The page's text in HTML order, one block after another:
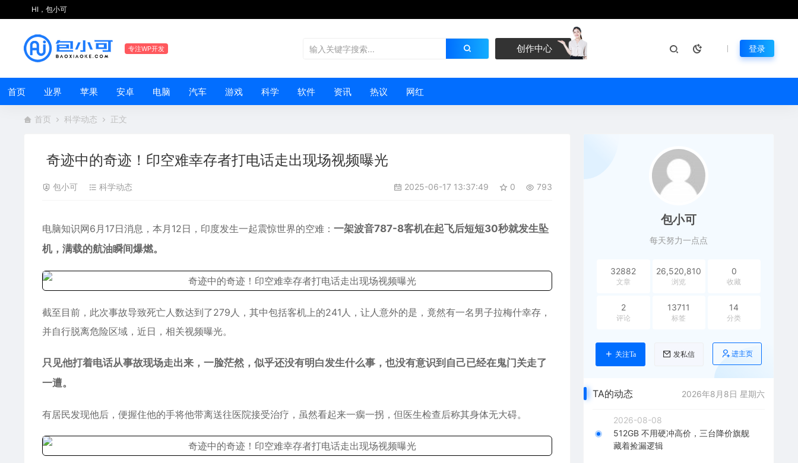
HI，包小可
专注WP开发 创作中心 登录
首页 业界 苹果 安卓 电脑 汽车 游戏 科学 软件 资讯 热议 网红
首页 科学动态 正文
奇迹中的奇迹！印空难幸存者打电话走出现场视频曝光
包小可 科学动态 2025-06-17 13:37:49 0 793
电脑知识网6月17日消息，本月12日， 印度发生一起震惊世界的空难： 一架波音787-8客机在起飞后短短30秒就发生坠
机，满载的航油瞬间爆燃。
截至目前，此次事故导致死亡人数达到了279人，其中包括客机上的241人，让人意外的是，竟然有一名男子拉梅什幸存，
并自行脱离危险区域，近日，相关视频曝光。
只见他打着电话从事故现场走出来，一脸茫然，似乎还没有明白发生什么事，也没有意识到自己已经在鬼门关走了
一遭。
有居民发现他后，便握住他的手将他带离送往医院接受治疗，虽然看起来一瘸一拐，但医生检查后称其身体无大碍。
包小可
每天努力一点点
32882
文章
26,520,810
浏览
0
收藏
2
评论
13711
标签
14
分类
关注Ta 发私信 进主页
TA的动态 2026年8月8日 星期六
2026-08-08
512GB 不用硬冲高价，三台降价旗舰
藏着捡漏逻辑